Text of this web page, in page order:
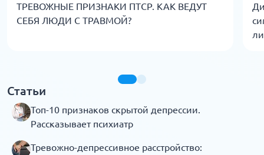
ТРЕВОЖНЫЕ ПРИЗНАКИ ПТСР. КАК ВЕДУТ
СЕБЯ ЛЮДИ С ТРАВМОЙ?
Статьи
Топ-10 признаков скрытой депрессии.
Рассказывает психиатр
Тревожно-депрессивное расстройство: